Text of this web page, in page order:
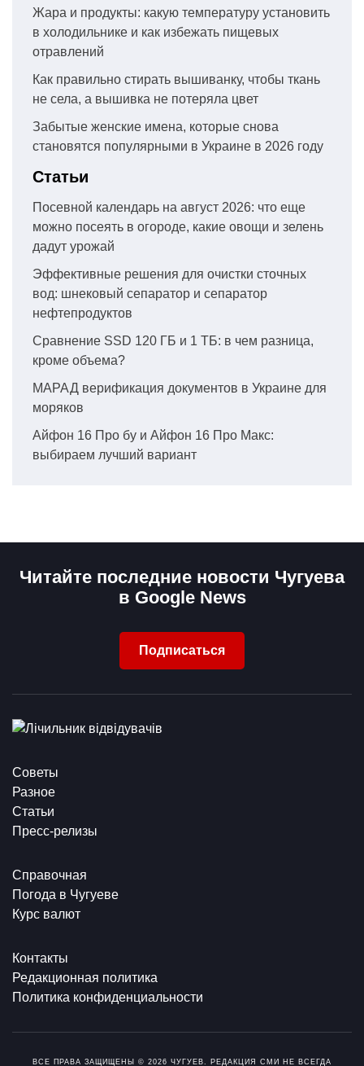
Жара и продукты: какую температуру установить
в холодильнике и как избежать пищевых
отравлений
Как правильно стирать вышиванку, чтобы ткань
не села, а вышивка не потеряла цвет
Забытые женские имена, которые снова
становятся популярными в Украине в 2026 году
Статьи
Посевной календарь на август 2026: что еще
можно посеять в огороде, какие овощи и зелень
дадут урожай
Эффективные решения для очистки сточных
вод: шнековый сепаратор и сепаратор
нефтепродуктов
Сравнение SSD 120 ГБ и 1 ТБ: в чем разница,
кроме объема?
МАРАД верификация документов в Украине для
моряков
Айфон 16 Про бу и Айфон 16 Про Макс:
выбираем лучший вариант
Читайте последние новости Чугуева
в Google News
Подписаться
Советы
Разное
Статьи
Пресс-релизы
Справочная
Погода в Чугуеве
Курс валют
Контакты
Редакционная политика
Политика конфиденциальности
ВСЕ ПРАВА ЗАЩИЩЕНЫ © 2026 ЧУГУЕВ. РЕДАКЦИЯ СМИ НЕ ВСЕГДА